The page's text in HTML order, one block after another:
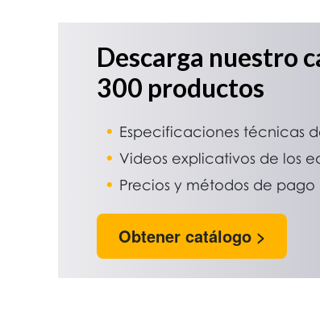
Descarga nuestro
300 productos
Especificaciones técnicas
Videos explicativos de los
Precios y métodos de pago
Obtener catálogo >